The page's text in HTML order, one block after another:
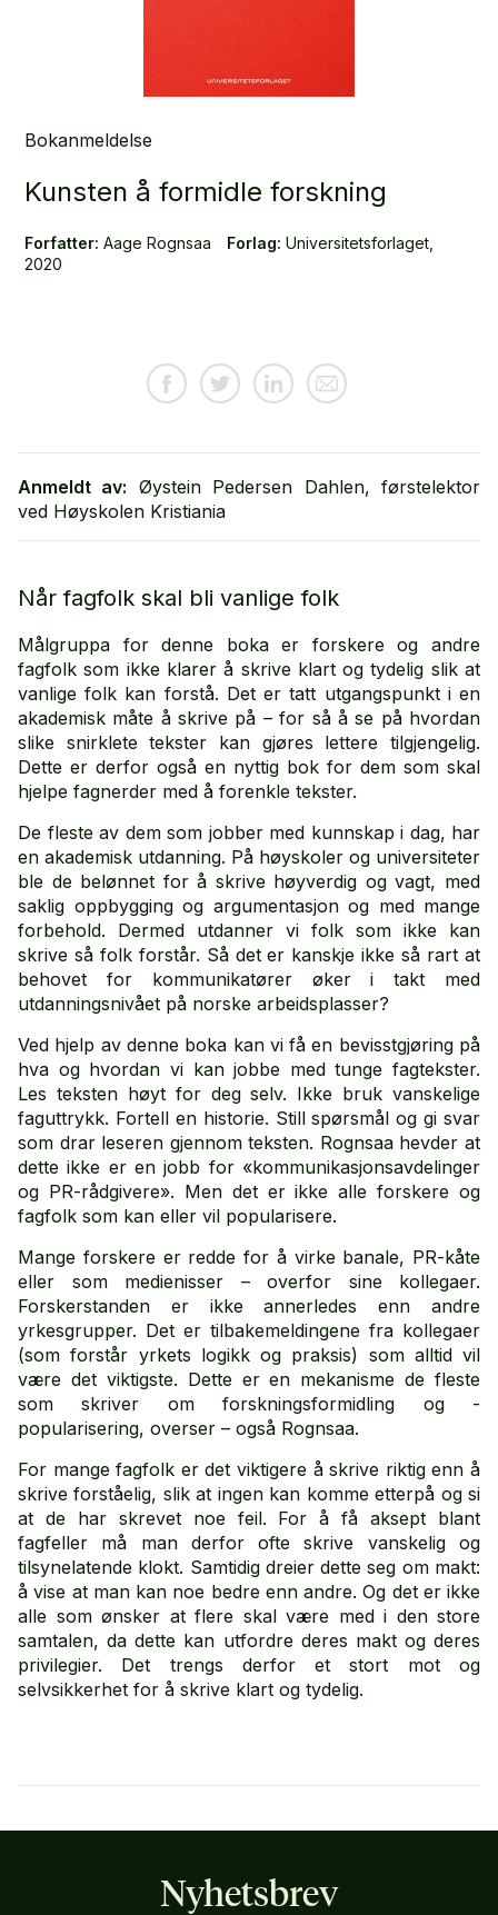
Bokanmeldelse
Kunsten å formidle forskning
Forfatter: Aage Rognsaa Forlag: Universitetsforlaget,
2020
Anmeldt av: Øystein Pedersen Dahlen, førstelektor
ved Høyskolen Kristiania
Når fagfolk skal bli vanlige folk
Målgruppa for denne boka er forskere og andre
fagfolk som ikke klarer å skrive klart og tydelig slik at
vanlige folk kan forstå. Det er tatt utgangspunkt i en
akademisk måte å skrive på – for så å se på hvordan
slike snirklete tekster kan gjøres lettere tilgjengelig.
Dette er derfor også en nyttig bok for dem som skal
hjelpe fagnerder med å forenkle tekster.
De fleste av dem som jobber med kunnskap i dag, har
en akademisk utdanning. På høyskoler og universiteter
ble de belønnet for å skrive høyverdig og vagt, med
saklig oppbygging og argumentasjon og med mange
forbehold. Dermed utdanner vi folk som ikke kan
skrive så folk forstår. Så det er kanskje ikke så rart at
behovet for kommunikatører øker i takt med
utdanningsnivået på norske arbeidsplasser?
Ved hjelp av denne boka kan vi få en bevisstgjøring på
hva og hvordan vi kan jobbe med tunge fagtekster.
Les teksten høyt for deg selv. Ikke bruk vanskelige
faguttrykk. Fortell en historie. Still spørsmål og gi svar
som drar leseren gjennom teksten. Rognsaa hevder at
dette ikke er en jobb for «kommunikasjonsavdelinger
og PR-rådgivere». Men det er ikke alle forskere og
fagfolk som kan eller vil popularisere.
Mange forskere er redde for å virke banale, PR-kåte
eller som medienisser – overfor sine kollegaer.
Forskerstanden er ikke annerledes enn andre
yrkesgrupper. Det er tilbakemeldingene fra kollegaer
(som forstår yrkets logikk og praksis) som alltid vil
være det viktigste. Dette er en mekanisme de fleste
som skriver om forskningsformidling og -
popularisering, overser – også Rognsaa.
For mange fagfolk er det viktigere å skrive riktig enn å
skrive forståelig, slik at ingen kan komme etterpå og si
at de har skrevet noe feil. For å få aksept blant
fagfeller må man derfor ofte skrive vanskelig og
tilsynelatende klokt. Samtidig dreier dette seg om makt:
å vise at man kan noe bedre enn andre. Og det er ikke
alle som ønsker at flere skal være med i den store
samtalen, da dette kan utfordre deres makt og deres
privilegier. Det trengs derfor et stort mot og
selvsikkerhet for å skrive klart og tydelig.
Nyhetsbrev